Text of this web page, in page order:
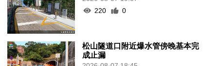
220
0
松山隧道口附近爆水管傍晚基本完
成止漏